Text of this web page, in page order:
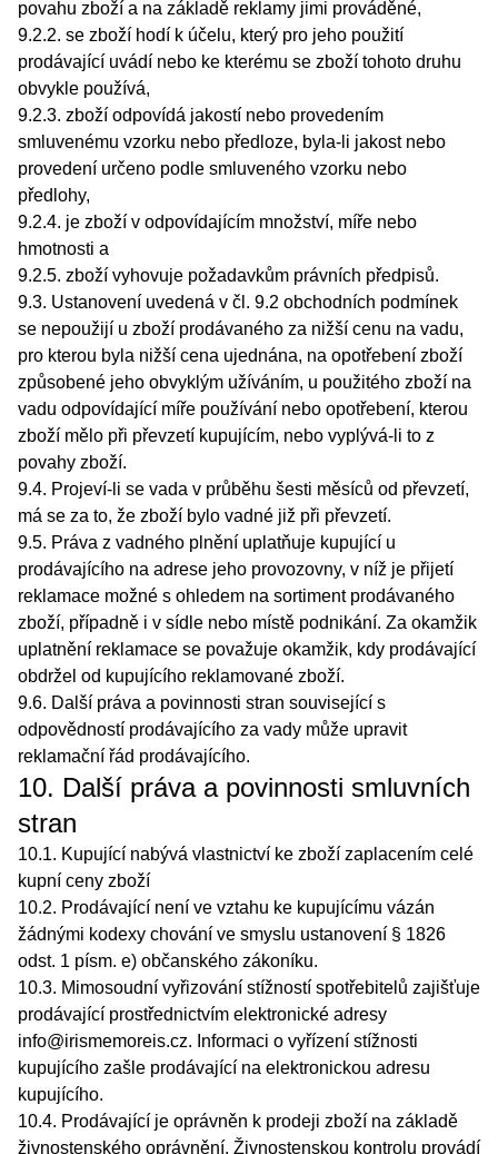
povahu zboží a na základě reklamy jimi prováděné,
9.2.2. se zboží hodí k účelu, který pro jeho použití
prodávající uvádí nebo ke kterému se zboží tohoto druhu
obvykle používá,
9.2.3. zboží odpovídá jakostí nebo provedením
smluvenému vzorku nebo předloze, byla-li jakost nebo
provedení určeno podle smluveného vzorku nebo
předlohy,
9.2.4. je zboží v odpovídajícím množství, míře nebo
hmotnosti a
9.2.5. zboží vyhovuje požadavkům právních předpisů.
9.3. Ustanovení uvedená v čl. 9.2 obchodních podmínek
se nepoužijí u zboží prodávaného za nižší cenu na vadu,
pro kterou byla nižší cena ujednána, na opotřebení zboží
způsobené jeho obvyklým užíváním, u použitého zboží na
vadu odpovídající míře používání nebo opotřebení, kterou
zboží mělo při převzetí kupujícím, nebo vyplývá-li to z
povahy zboží.
9.4. Projeví-li se vada v průběhu šesti měsíců od převzetí,
má se za to, že zboží bylo vadné již při převzetí.
9.5. Práva z vadného plnění uplatňuje kupující u
prodávajícího na adrese jeho provozovny, v níž je přijetí
reklamace možné s ohledem na sortiment prodávaného
zboží, případně i v sídle nebo místě podnikání. Za okamžik
uplatnění reklamace se považuje okamžik, kdy prodávající
obdržel od kupujícího reklamované zboží.
9.6. Další práva a povinnosti stran související s
odpovědností prodávajícího za vady může upravit
reklamační řád prodávajícího.
10. Další práva a povinnosti smluvních
stran
10.1. Kupující nabývá vlastnictví ke zboží zaplacením celé
kupní ceny zboží
10.2. Prodávající není ve vztahu ke kupujícímu vázán
žádnými kodexy chování ve smyslu ustanovení § 1826
odst. 1 písm. e) občanského zákoníku.
10.3. Mimosoudní vyřizování stížností spotřebitelů zajišťuje
prodávající prostřednictvím elektronické adresy
info@irismemoreis.cz. Informaci o vyřízení stížnosti
kupujícího zašle prodávající na elektronickou adresu
kupujícího.
10.4. Prodávající je oprávněn k prodeji zboží na základě
živnostenského oprávnění. Živnostenskou kontrolu provádí